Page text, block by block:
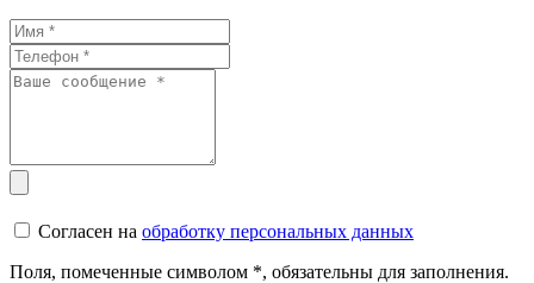
Согласен на обработку персональных данных
Поля, помеченные символом *, обязательны для заполнения.